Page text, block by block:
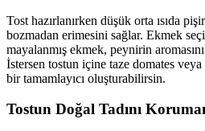
Tost hazırlanırken düşük orta ısıda
bozmadan erimesini sağlar. Ekmek
mayalanmış ekmek, peynirin
İstersen tostun içine taze domates
bir tamamlayıcı oluşturabilirsin.
Tostun Doğal Tadını